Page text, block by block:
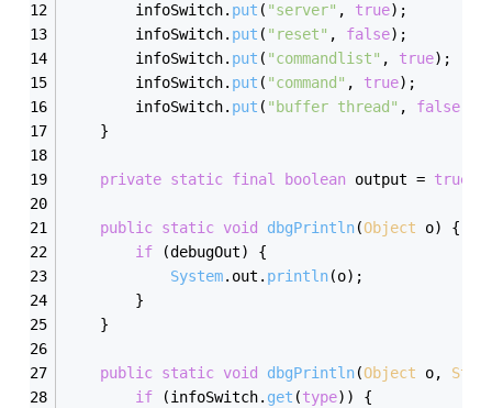
        infoSwitch.
put ( "server" , true);
        infoSwitch.
put ( "reset" , false);
        infoSwitch.
put ( "commandlist" , true);
        infoSwitch.
put ( "command" , true);
        infoSwitch.
put ( "buffer thread" , false
    }
private static final boolean output = true
public static void dbgPrintln(Object o)
{
if (debugOut) {
System. out . println(o);
        }
    }
public static void dbgPrintln(Object o,
if (infoSwitch. get (type)) {